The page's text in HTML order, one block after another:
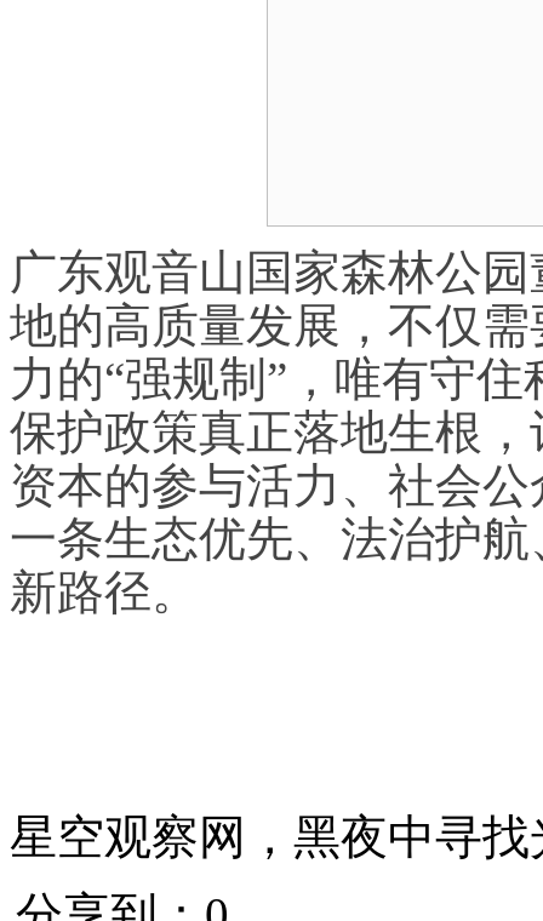
广东观音山国家森林公
地的高质量发展，不仅
力的“强规制”，唯有守
保护政策真正落地生根
资本的参与活力、社会
一条生态优先、法治护
新路径。
星空观察网，黑夜中寻找